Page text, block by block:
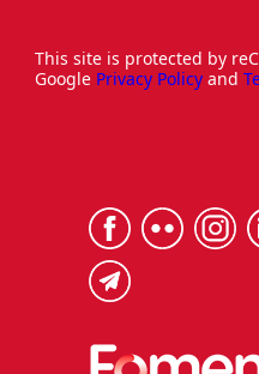
This site is protected by
Google Privacy Policy and